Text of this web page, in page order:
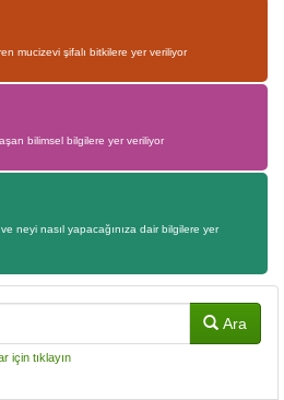
mucizevi şifalı bitkilere yer veriliyor
bilimsel bilgilere yer veriliyor
neyi nasıl yapacağınıza dair bilgilere yer
Ara
için tıklayın